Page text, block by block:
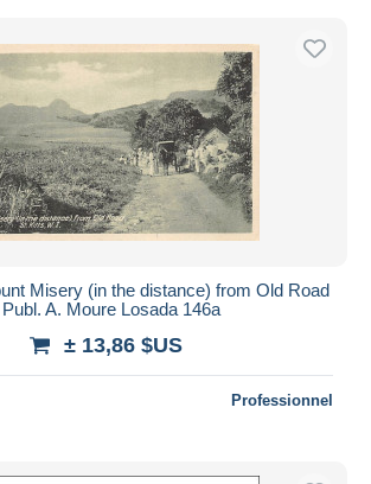
Misery (in the distance) from Old Road
A. Moure Losada 146a
± 13,86 $US
Professionnel